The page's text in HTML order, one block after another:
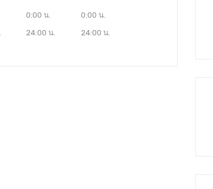
0:00 น.
24:00 น.
0:00 น.
24:00 น.